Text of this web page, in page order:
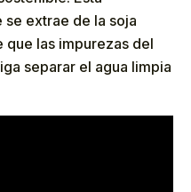
extrae de la soja
las impurezas del
separar el agua limpia